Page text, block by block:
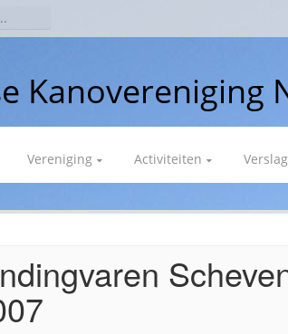
Kanovereniging
Vereniging Activiteiten